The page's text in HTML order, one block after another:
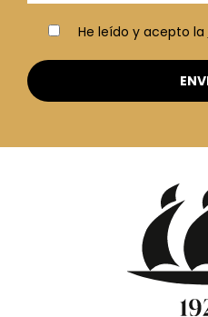
He leído y acepto la